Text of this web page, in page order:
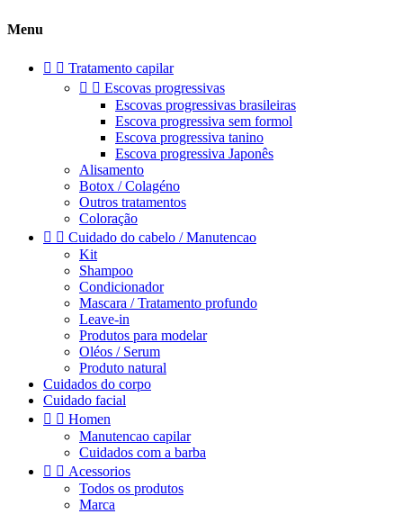
Menu
  Tratamento capilar
  Escovas progressivas
Escovas progressivas brasileiras
Escova progressiva sem formol
Escova progressiva tanino
Escova progressiva Japonês
Alisamento
Botox / Colagéno
Outros tratamentos
Coloração
  Cuidado do cabelo / Manutencao
Kit
Shampoo
Condicionador
Mascara / Tratamento profundo
Leave-in
Produtos para modelar
Oléos / Serum
Produto natural
Cuidados do corpo
Cuidado facial
  Homen
Manutencao capilar
Cuidados com a barba
  Acessorios
Todos os produtos
Marca